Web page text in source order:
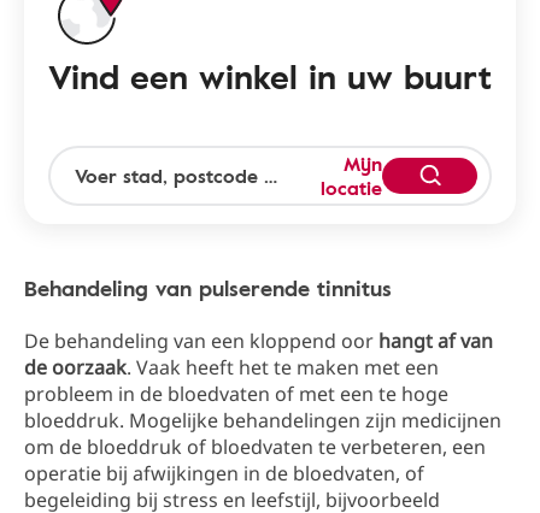
Vind een winkel in uw buurt
Mijn
locatie
Behandeling van pulserende tinnitus
De behandeling van een kloppend oor hangt af van
de oorzaak. Vaak heeft het te maken met een
probleem in de bloedvaten of met een te hoge
bloeddruk. Mogelijke behandelingen zijn medicijnen
om de bloeddruk of bloedvaten te verbeteren, een
operatie bij afwijkingen in de bloedvaten, of
begeleiding bij stress en leefstijl, bijvoorbeeld